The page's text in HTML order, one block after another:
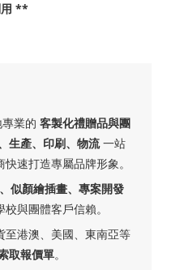
用 **
業的 客製化禮贈品與團
生產、印刷、物流一站
速打造專屬品牌形象。
似顏繪插畫、專案開發
與團體客戶信賴。
至港澳、美國、東南亞等
取報價單。